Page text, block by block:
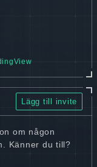
Lägg till invite
om någon
Känner du till?